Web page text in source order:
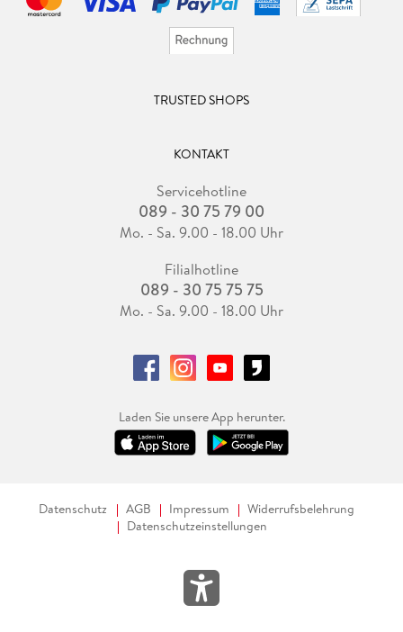
TRUSTED SHOPS
KONTAKT
Servicehotline
089 - 30 75 79 00
Mo. - Sa. 9.00 - 18.00 Uhr
Filialhotline
089 - 30 75 75 75
Mo. - Sa. 9.00 - 18.00 Uhr
Laden Sie unsere App herunter.
Datenschutz AGB Impressum
Widerrufsbelehrung
Datenschutzeinstellungen